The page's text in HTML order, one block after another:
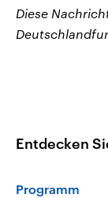
Diese
Entdecken
Programm